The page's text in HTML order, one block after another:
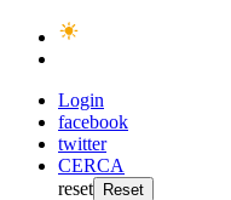
Login
facebook
twitter
CERCA
reset